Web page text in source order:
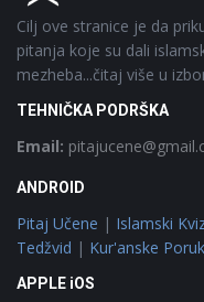
Cilj ove stranice je da
pitanja koje su dali
mezheba...čitaj više u
TEHNIČKA PODRŠKA
Email:
ANDROID
Pitaj Učene | Islamski
Tedžvid | Kur'anske
APPLE iOS